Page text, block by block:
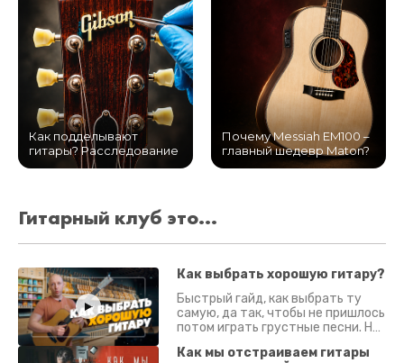
Как подделывают
гитары? Расследование
Почему Messiah EM100 –
главный шедевр Maton?
Гитарный клуб это...
Как выбрать хорошую гитару?
Быстрый гайд, как выбрать ту
самую, да так, чтобы не пришлось
потом играть грустные песни. На
Как мы отстраиваем гитары